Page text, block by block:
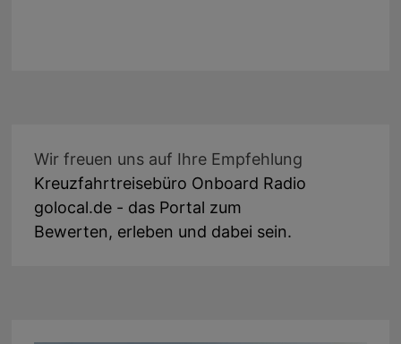
Wir freuen uns auf Ihre Empfehlung
Kreuzfahrtreisebüro Onboard Radio
golocal.de - das Portal zum
Bewerten, erleben und dabei sein.